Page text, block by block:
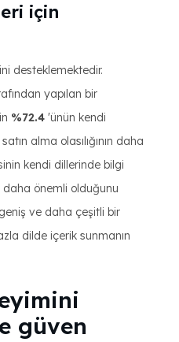
için
desteklemektedir.
yapılan bir
%72.4 'ünün kendi
alma olasılığının daha
kendi dillerinde bilgi
önemli olduğunu
ve daha çeşitli bir
dilde içerik sunmanın
güven